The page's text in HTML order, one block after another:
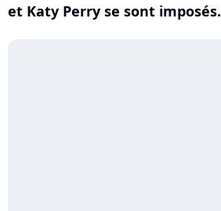
et Katy Perry se sont imposés.